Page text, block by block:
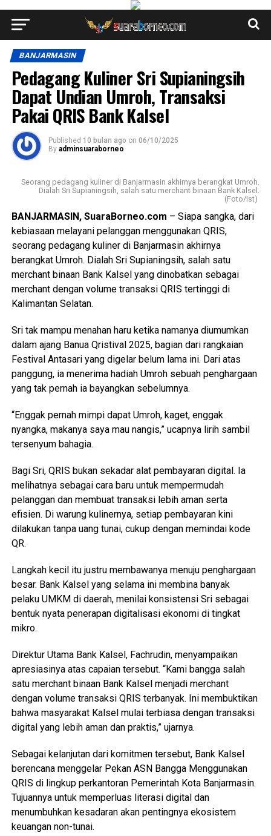
BANJARMASIN
Pedagang Kuliner Sri Supianingsih
Dapat Undian Umroh, Transaksi
Pakai QRIS Bank Kalsel
Published 10 bulan ago on 06/10/2025
By adminsuaraborneo
Seorang pedagang kuliner di Banjarmasin akhirnya berangkat Umroh.
Dialah Sri Supianingsih, salah satu merchant binaan Bank Kalsel.
(Foto/Ist)
BANJARMASIN, SuaraBorneo.com – Siapa sangka, dari
kebiasaan melayani pelanggan menggunakan QRIS,
seorang pedagang kuliner di Banjarmasin akhirnya
berangkat Umroh. Dialah Sri Supianingsih, salah satu
merchant binaan Bank Kalsel yang dinobatkan sebagai
merchant dengan volume transaksi QRIS tertinggi di
Kalimantan Selatan.
Sri tak mampu menahan haru ketika namanya diumumkan
dalam ajang Banua Qristival 2025, bagian dari rangkaian
Festival Antasari yang digelar belum lama ini. Dari atas
panggung, ia menerima hadiah Umroh sebuah penghargaan
yang tak pernah ia bayangkan sebelumnya.
“Enggak pernah mimpi dapat Umroh, kaget, enggak
nyangka, makanya saya mau nangis,” ucapnya lirih sambil
tersenyum bahagia.
Bagi Sri, QRIS bukan sekadar alat pembayaran digital. Ia
melihatnya sebagai cara baru untuk mempermudah
pelanggan dan membuat transaksi lebih aman serta
efisien. Di warung kulinernya, setiap pembayaran kini
dilakukan tanpa uang tunai, cukup dengan memindai kode
QR.
Langkah kecil itu justru membawanya menuju penghargaan
besar. Bank Kalsel yang selama ini membina banyak
pelaku UMKM di daerah, menilai konsistensi Sri sebagai
bentuk nyata penerapan digitalisasi ekonomi di tingkat
mikro.
Direktur Utama Bank Kalsel, Fachrudin, menyampaikan
apresiasinya atas capaian tersebut. “Kami bangga salah
satu merchant binaan Bank Kalsel menjadi merchant
dengan volume transaksi QRIS terbanyak. Ini membuktikan
bahwa masyarakat Kalsel mulai terbiasa dengan transaksi
digital yang lebih aman dan praktis,” ujarnya.
Sebagai kelanjutan dari komitmen tersebut, Bank Kalsel
berencana menggelar Pekan ASN Bangga Menggunakan
QRIS di lingkup perkantoran Pemerintah Kota Banjarmasin.
Tujuannya untuk memperluas literasi digital dan
menumbuhkan kesadaran akan pentingnya ekosistem
keuangan non-tunai.